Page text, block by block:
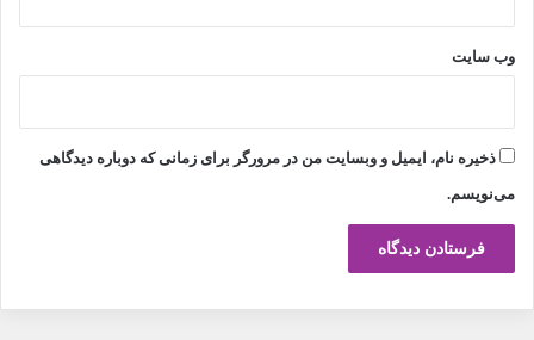
وب‌ سایت
ذخیره نام، ایمیل و وبسایت من در مرورگر برای زمانی که دوباره دیدگاهی
می‌نویسم.